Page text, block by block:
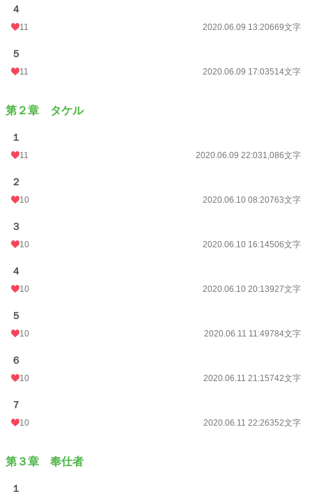
週間ポイント
年間ポイント 3,870 pt (51,640 位)
累計ポイント
４
11 2020.06.09 13:20669文字
５
11 2020.06.09 17:03514文字
第２章 タケル
１
11 2020.06.09 22:031,086文字
２
10 2020.06.10 08:20763文字
３
10 2020.06.10 16:14506文字
４
10 2020.06.10 20:13927文字
５
10 2020.06.11 11:49784文字
６
10 2020.06.11 21:15742文字
７
10 2020.06.11 22:26352文字
第３章 奉仕者
１